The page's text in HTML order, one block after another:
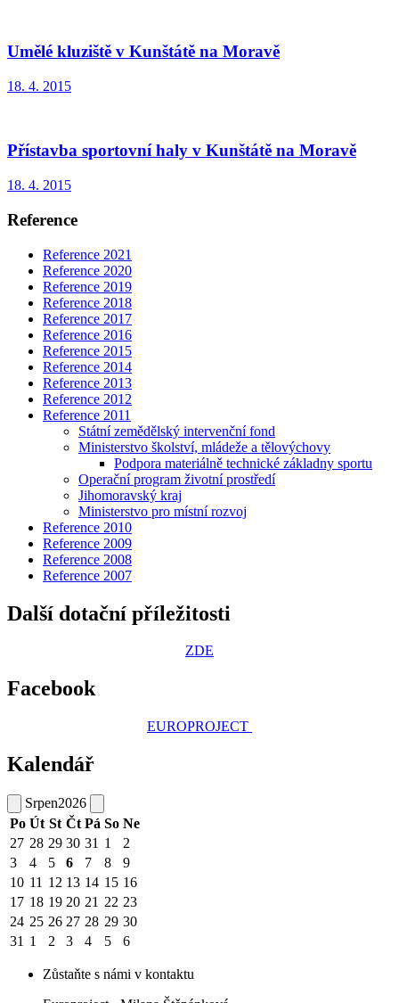
Umělé kluziště v Kunštátě na Moravě
18. 4. 2015
Přístavba sportovní haly v Kunštátě na Moravě
18. 4. 2015
Reference
Reference 2021
Reference 2020
Reference 2019
Reference 2018
Reference 2017
Reference 2016
Reference 2015
Reference 2014
Reference 2013
Reference 2012
Reference 2011
Státní zemědělský intervenční fond
Ministerstvo školství, mládeže a tělovýchovy
Podpora materiálně technické základny sportu
Operační program životní prostředí
Jihomoravský kraj
Ministerstvo pro místní rozvoj
Reference 2010
Reference 2009
Reference 2008
Reference 2007
Další dotační příležitosti
ZDE
Facebook
EUROPROJECT
Kalendář
Srpen2026
Po Út St Čt Pá So Ne
27 28 29 30 31 1
2
3
4 5 6 7 8
9
10 11 12 13 14 15 16
17 18 19 20 21 22 23
24 25 26 27 28 29 30
31 1 2 3 4 5 6
Zůstaňte s námi v kontaktu